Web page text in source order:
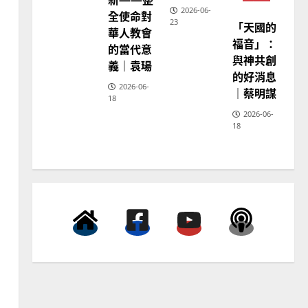
4
普世宣教
向穆斯林傳福音的可行策略
｜黃約瑟
2025-02-20
6
普世宣教
馬來西亞華人的農曆新年｜
2025-02-18
2026-06-
23
全使命對
華人教會
的當代意
義｜袁瑒
2026-06-
18
神
學
教
育
「天國的
福音」：
與神共創
的好消息
｜蔡明謀
2026-06-
18